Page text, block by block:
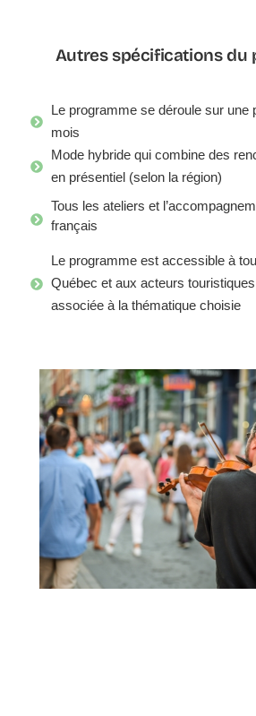
Autres spécifications du
Le programme se déroule sur une
mois
Mode hybride qui combine des
en présentiel (selon la région)
Tous les ateliers et
français
Le programme est accessible à
Québec et aux acteurs
associée à la thématique choisie